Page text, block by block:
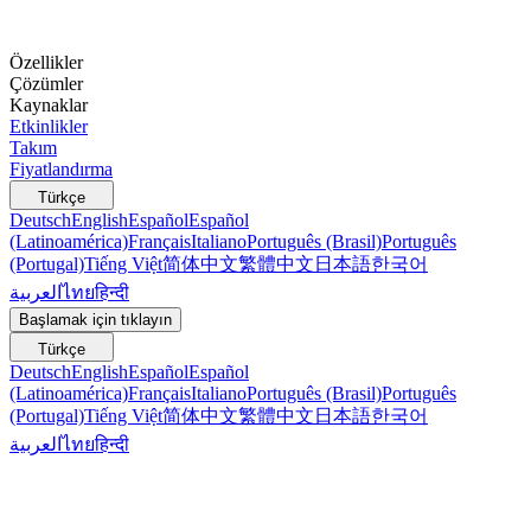
Özellikler
Çözümler
Kaynaklar
Etkinlikler
Takım
Fiyatlandırma
Türkçe
DeutschEnglishEspañolEspañol
(Latinoamérica)FrançaisItalianoPortuguês (Brasil)Português
(Portugal)Tiếng Việt简体中文繁體中文 日本語한국어
العربيةไทยहिन्दी
Başlamak için tıklayın
Türkçe
DeutschEnglishEspañolEspañol
(Latinoamérica)FrançaisItalianoPortuguês (Brasil)Português
(Portugal)Tiếng Việt简体中文繁體中文 日本語한국어
العربيةไทยहिन्दी